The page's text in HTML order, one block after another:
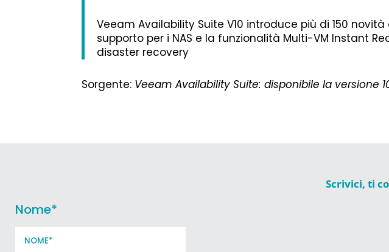
Veeam Availability Suite V10 introduce più di 150
supporto per i NAS e la funzionalità Multi-VM Instant
disaster recovery
Sorgente: Veeam Availability Suite: disponibile la versione
Scrivici, ti
Nome*